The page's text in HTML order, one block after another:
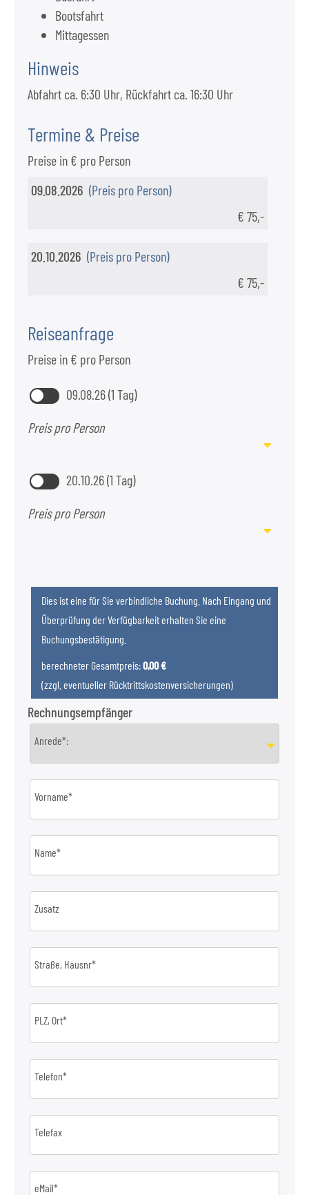
Bootsfahrt
Mittagessen
Hinweis
Abfahrt ca. 6:30 Uhr, Rückfahrt ca. 16:30 Uhr
Termine & Preise
Preise in € pro Person
09.08.2026 (Preis pro Person)
€ 75,-
20.10.2026 (Preis pro Person)
€ 75,-
Reiseanfrage
Preise in € pro Person
09.08.26 (1 Tag)
Preis pro Person
20.10.26 (1 Tag)
Preis pro Person
Dies ist eine für Sie verbindliche Buchung. Nach Eingang und
Überprüfung der Verfügbarkeit erhalten Sie eine
Buchungsbestätigung.
berechneter Gesamtpreis:0,00 €
(zzgl. eventueller Rücktrittskostenversicherungen)
Rechnungsempfänger
Anrede*:
Vorname*
Name*
Zusatz
Straße, Hausnr*
PLZ, Ort*
Telefon*
Telefax
eMail*